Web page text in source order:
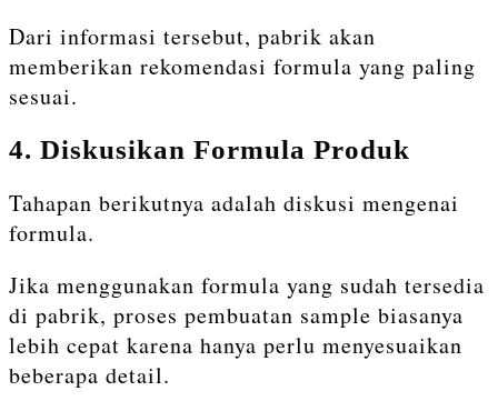
Dari informasi tersebut, pabrik akan
memberikan rekomendasi formula yang paling
sesuai.
4. Diskusikan Formula Produk
Tahapan berikutnya adalah diskusi mengenai
formula.
Jika menggunakan formula yang sudah tersedia
di pabrik, proses pembuatan sample biasanya
lebih cepat karena hanya perlu menyesuaikan
beberapa detail.